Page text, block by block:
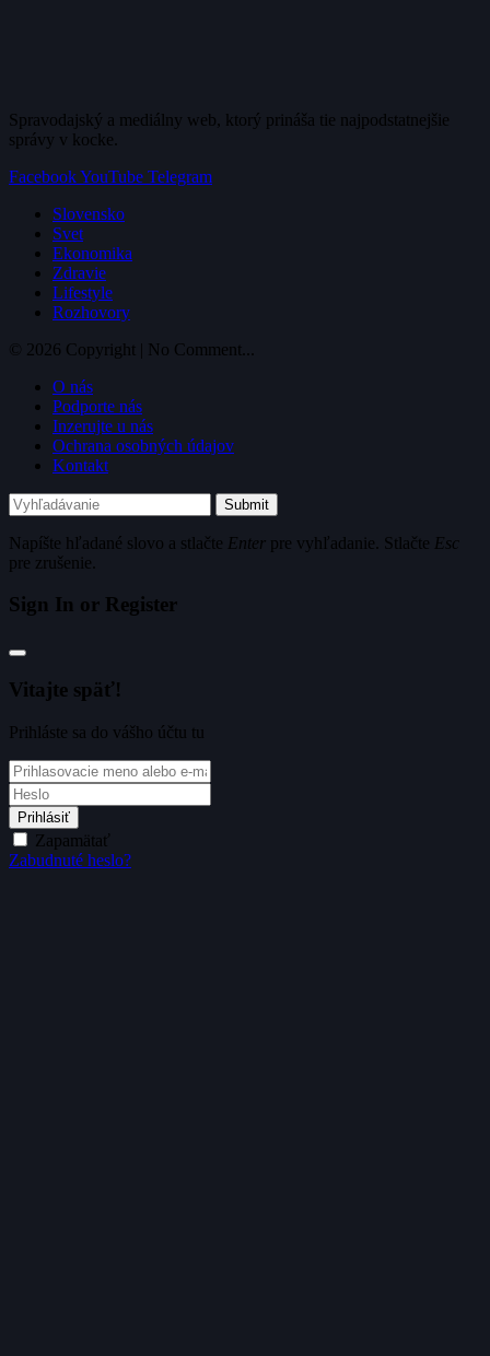
Spravodajský a mediálny web, ktorý prináša tie najpodstatnejšie
správy v kocke.
FacebookYouTube Telegram
Slovensko
Svet
Ekonomika
Zdravie
Lifestyle
Rozhovory
© 2026 Copyright | No Comment...
O nás
Podporte nás
Inzerujte u nás
Ochrana osobných údajov
Kontakt
Submit
Napíšte hľadané slovo a stlačte Enter pre vyhľadanie. Stlačte Esc
pre zrušenie.
Sign In or Register
Vitajte späť!
Prihláste sa do vášho účtu tu
Prihlásiť
Zapamätať
Zabudnuté heslo?